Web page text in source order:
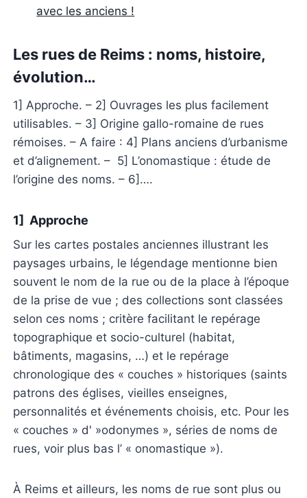
avec les anciens !
Les rues de Reims : noms, histoire,
évolution…
1] Approche. – 2] Ouvrages les plus facilement
utilisables. – 3] Origine gallo-romaine de rues
rémoises. – A faire : 4] Plans anciens d’urbanisme
et d’alignement. – 5] L’onomastique : étude de
l’origine des noms. – 6]….
1] Approche
Sur les cartes postales anciennes illustrant les
paysages urbains, le légendage mentionne bien
souvent le nom de la rue ou de la place à l’époque
de la prise de vue ; des collections sont classées
selon ces noms ; critère facilitant le repérage
topographique et socio-culturel (habitat,
bâtiments, magasins, …) et le repérage
chronologique des « couches » historiques (saints
patrons des églises, vieilles enseignes,
personnalités et événements choisis, etc. Pour les
« couches » d' »odonymes », séries de noms de
rues, voir plus bas l’ « onomastique »).
À Reims et ailleurs, les noms de rue sont plus ou